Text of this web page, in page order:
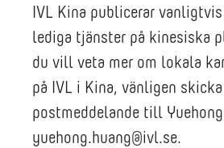
IVL Kina publicerar
lediga tjänster på kinesiska
du vill veta mer om lokala
på IVL i Kina, vänligen
postmeddelande till
yuehong.huang@ivl.se.